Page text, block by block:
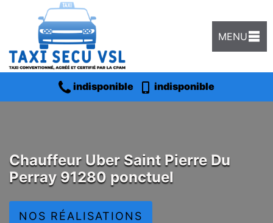
MENU
indisponible indisponible
Chauffeur Uber Saint Pierre Du
Perray 91280 ponctuel
NOS RÉALISATIONS